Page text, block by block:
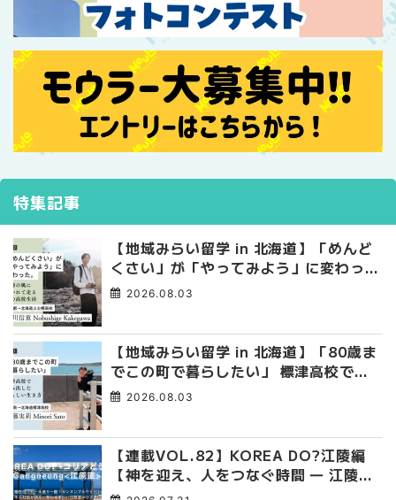
特集記事
【地域みらい留学 in 北海道】「めんど
くさい」が「やってみよう」に変わっ
た。 十勝の風に吹かれて走る、僕の泥
2026.08.03
【地域みらい留学 in 北海道】「80歳ま
でこの町で暮らしたい」 標津高校で踏
み出した、私らしい生き方
2026.08.03
【連載VOL.82】KOREA DO?江陵編
【神を迎え、人をつなぐ時間 ― 江陵端
午祭 】